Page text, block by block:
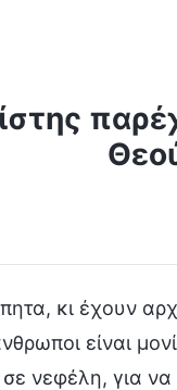
κι έχουν
είναι
νεφέλη, για